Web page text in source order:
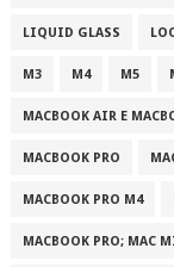
LIQUID GLASS
M3 M4 M5
MACBOOK AIR E
MACBOOK PRO
MACBOOK PRO M4
MACBOOK PRO; MAC